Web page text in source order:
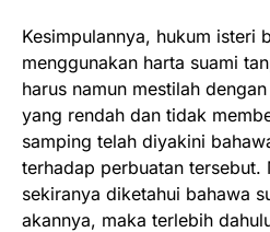
Kesimpulannya, hukum isteri
menggunakan harta suami
harus namun mestilah
yang rendah dan tidak
samping telah diyakini
terhadap perbuatan tersebut.
sekiranya diketahui bahawa
akannya, maka terlebih